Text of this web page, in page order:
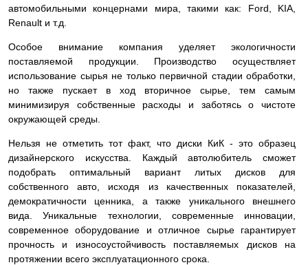
автомобильными концернами мира, такими как: Ford, KIA,
Renault и т.д.
Особое внимание компания уделяет экологичности
поставляемой продукции. Производство осуществляет
использование сырья не только первичной стадии обработки,
но также пускает в ход вторичное сырье, тем самым
минимизируя собственные расходы и заботясь о чистоте
окружающей среды.
Нельзя не отметить тот факт, что диски КиК - это образец
дизайнерского искусства. Каждый автолюбитель сможет
подобрать оптимальный вариант литых дисков для
собственного авто, исходя из качественных показателей,
демократичности ценника, а также уникального внешнего
вида. Уникальные технологии, современные инновации,
современное оборудование и отличное сырье гарантирует
прочность и износоустойчивость поставляемых дисков на
протяжении всего эксплуатационного срока.